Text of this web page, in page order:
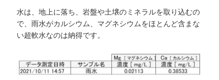
水は、地上に落ち、岩盤や土壌のミネラルを取り込むの
で、雨水がカルシウム、マグネシウムをほとんど含まな
い超軟水なのは納得です。